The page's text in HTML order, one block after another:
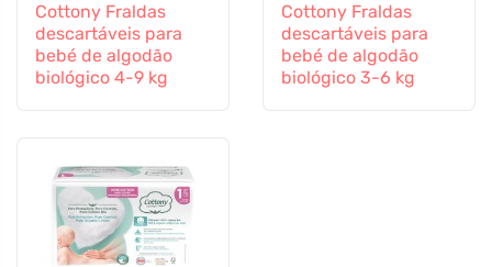
Cottony Fraldas
descartáveis para
bebé de algodão
biológico 4-9 kg
Cottony Fraldas
descartáveis para
bebé de algodão
biológico 3-6 kg